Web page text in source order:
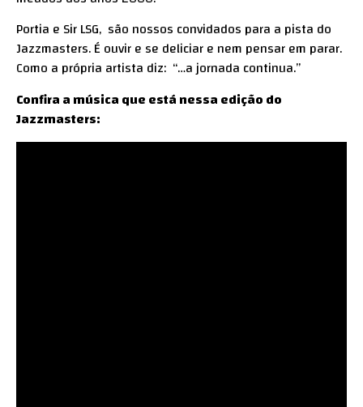
Portia e Sir LSG, são nossos convidados para a pista do
Jazzmasters. É ouvir e se deliciar e nem pensar em parar.
Como a própria artista diz: “…a jornada continua.”
Confira a música que está nessa edição do
Jazzmasters: